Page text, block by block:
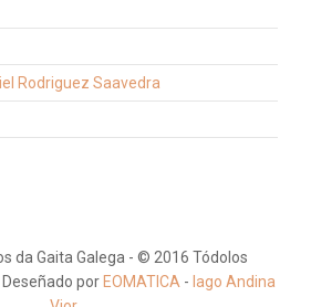
Rodriguez Saavedra
da Gaita Galega - © 2016 Tódolos
por EOMATICA - Iago Andina